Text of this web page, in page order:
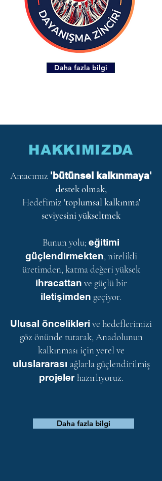
Daha fazla bilgi
HAKKIMIZDA
Amacımız 'bütünsel kalkınmaya'
destek olmak,
Hedefimiz 'toplumsal kalkınma'
seviyesini yükseltmek
Bunun yolu; eğitimi
güçlendirmekten, nitelikli
üretimden, katma değeri yüksek
ihracattan ve güçlü bir
iletişimden geçiyor.
Ulusal öncelikleri ve hedeflerimizi
göz önünde tutarak, Anadolunun
kalkınması için yerel ve
uluslararası ağlarla güçlendirilmiş
projeler hazırlıyoruz.
Daha fazla bilgi